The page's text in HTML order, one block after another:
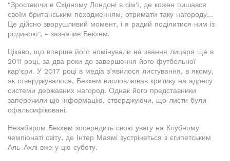
"Зростаючи в Східному Лондоні в сім'ї, де кожен пишався
своїм британським походженням, отримати таку нагороду...
Це дійсно зворушливий момент, і я радий поділитися ним із
родиною", - зазначив Бекхем.
Цікаво, що вперше його номінували на звання лицаря ще в
2011 році, за два роки до завершення його футбольної
кар'єри. У 2017 році в медіа з’явилося листування, в якому,
як стверджувалося, Бекхем висловлював критику на адресу
системи державних нагород. Однак його представники
заперечили цю інформацію, стверджуючи, що листи були
сфальсифіковані.
Незабаром Бекхем зосередить свою увагу на Клубному
чемпіонаті світу, де Інтер Маямі зустрінеться з єгипетським
Аль-Ахлі вже у цю суботу.